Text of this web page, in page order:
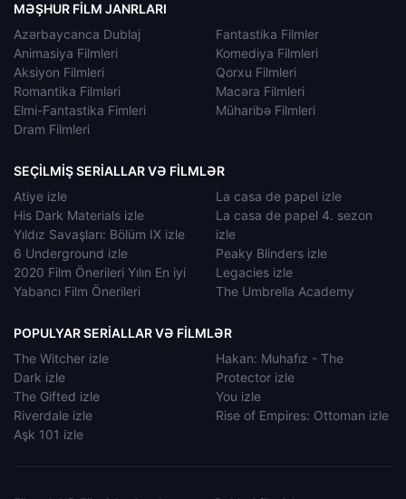
MƏŞHUR FILM JANRLARI
Azərbaycanca Dublaj
Animasiya Filmleri
Aksiyon Filmleri
Romantika Filmləri
Elmi-Fantastika Fimleri
Dram Filmleri
Fantastika Filmler
Komediya Filmleri
Qorxu Filmleri
Macəra Filmleri
Müharibə Filmleri
SEÇILMIŞ SERIALLAR VƏ FILMLƏR
Atiye izle
His Dark Materials izle
Yıldız Savaşları: Bölüm IX izle
6 Underground izle
2020 Film Önerileri Yılın En iyi
Yabancı Film Önerileri
La casa de papel izle
La casa de papel 4. sezon
izle
Peaky Blinders izle
Legacies izle
The Umbrella Academy
POPULYAR SERIALLAR VƏ FILMLƏR
The Witcher izle
Dark izle
The Gifted izle
Riverdale izle
Aşk 101 izle
Hakan: Muhafız - The
Protector izle
You izle
Rise of Empires: Ottoman izle